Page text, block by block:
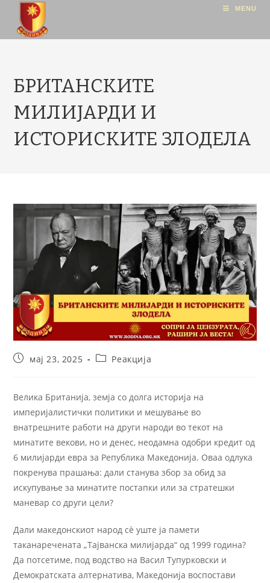
MENU
БРИТАНСКИТЕ
МИЛИЈАРДИ И
ИСТОРИСКИТЕ ЗЛОДЕЛА
мај 23, 2025 Реакција
Велика Британија, земја со долга историја на
империјалистички политики и мешување во
внатрешните работи на други народи во текот на
минатите векови, но и денес, неодамна одобри кредит од
6 милијарди евра за Република Македонија. Оваа одлука
покренува прашања: дали станува збор за обид за
искупување за минатите постапки или за стратешки
маневар со други цели?
Дали македонскиот народ сè уште ја памети
таканаречената „Тајванска милијарда“ од 1999 година?
Да потсетиме, под водство на Васил Тупурковски и
Демократската алтернатива, Македонија воспостави